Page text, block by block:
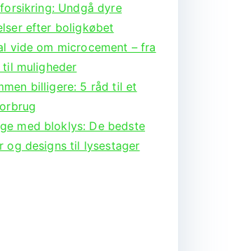
Undgå dyre
efter boligkøbet
vide om microcement – fra
til muligheder
billigere: 5 råd til et
med bloklys: De bedste
og designs til lysestager